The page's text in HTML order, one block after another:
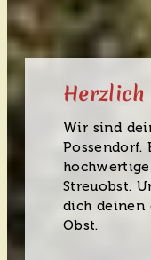
Wir sind
Possendorf.
hochwertige
Streuobst.
dich deinen
Obst.